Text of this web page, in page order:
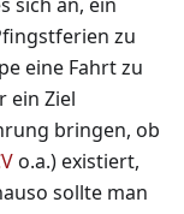
zu
eine Fahrt zu
ein Ziel
bringen, ob
o.a.) existiert,
sollte man